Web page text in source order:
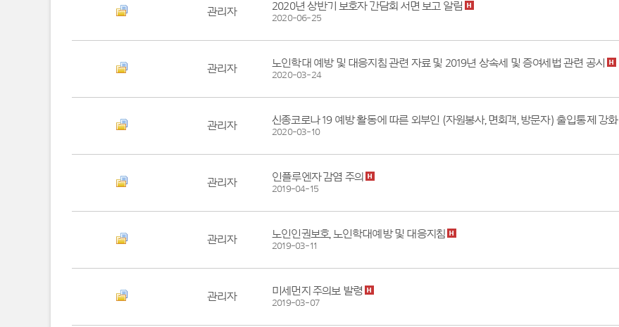
관리자 2020년 상반기 보호자 간담회 서면 보고 알림
2020-06-25
관리자 노인학대 예방 및 대응지침 관련 자료 및 2019년 상속세 및 증여세법 관련 공시
2020-03-24
관리자 신종코로나 19 예방 활동에 따른 외부인 (자원봉사, 면회객, 방문자) 출입통제 강화
2020-03-10
관리자 인플루엔자 감염 주의
2019-04-15
관리자 노인인권보호, 노인학대예방 및 대응지침
2019-03-11
관리자 미세먼지 주의보 발령
2019-03-07